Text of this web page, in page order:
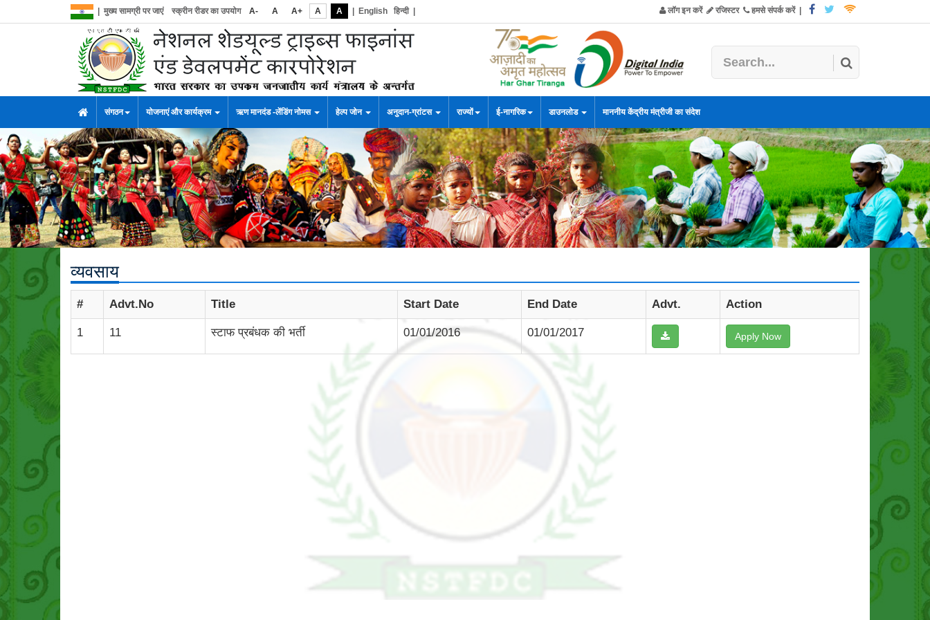
मुख्य सामग्री पर जाएं स्क्रीन रीडर का उपयोग A- A A+ A A English हिन्दी| लॉग इन करें रजिस्टर हमसे संपर्क करें|
संगठन योजनाएं और कार्यक्रम ऋण मानदंड -लेंडिंग नोमस हेल्प जोन अनुदान-ग्रांटस राज्यों ई-नागरिक डाउनलोड माननीय केंद्रीय मंत्रीजी का संदेश
व्यवसाय
# Advt.No Title Start Date End Date Advt. Action
1 11 स्टाफ प्रबंधक की भर्ती 01/01/2016 01/01/2017 Apply Now